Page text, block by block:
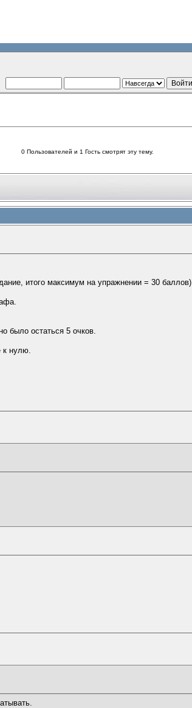
0 Пользователей и 1 Гость смотрят эту тему.
итого максимум на упражнении = 30 баллов).
было остаться 5 очков.
нулю.